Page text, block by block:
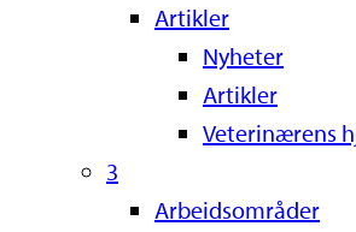
Artikler
Nyheter
Artikler
Veterinærens
3
Arbeidsområder